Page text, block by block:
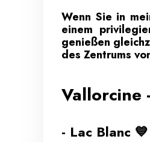
Wenn Sie in
einem
genießen
des Zentrums
Vallorcine
- Lac Blanc 💙